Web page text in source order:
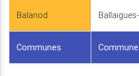
Balanod
Communes